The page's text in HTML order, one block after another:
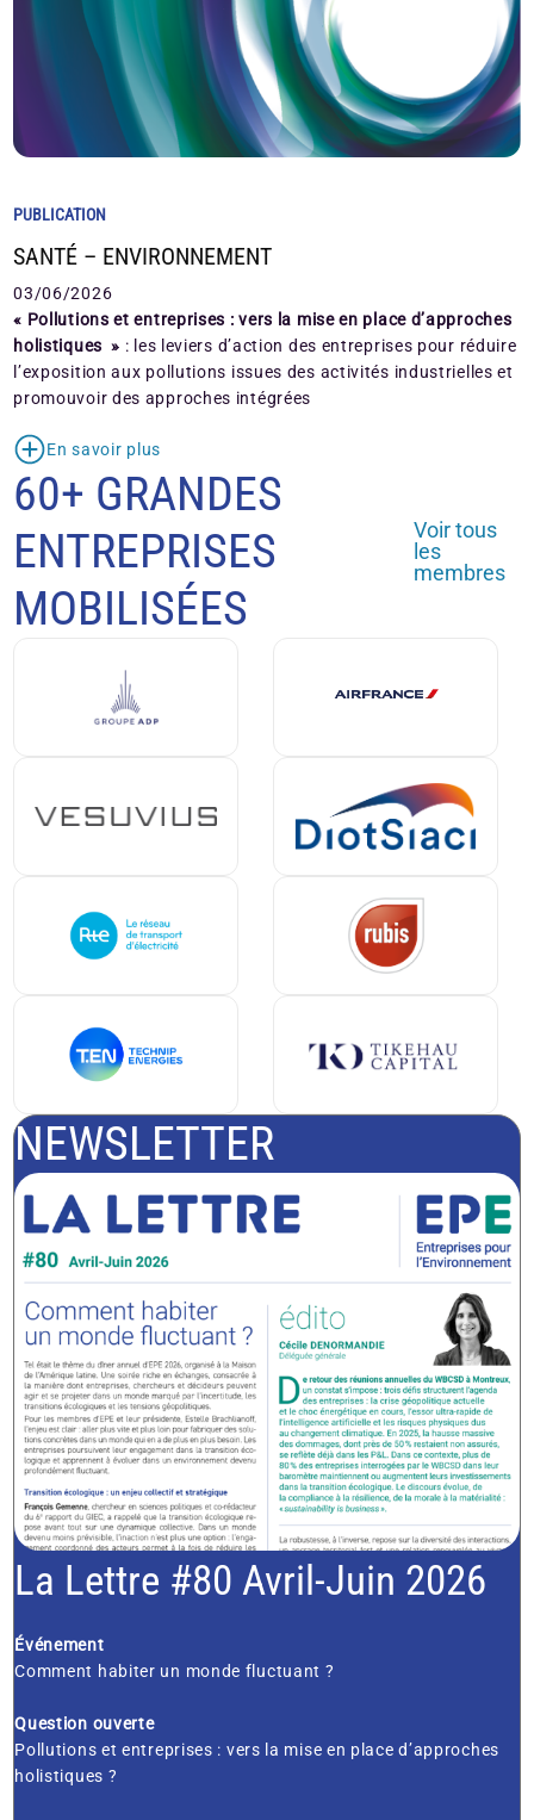
PUBLICATION
SANTÉ – ENVIRONNEMENT
03/06/2026
« Pollutions et entreprises : vers la mise en place d’approches
holistiques » : les leviers d’action des entreprises pour réduire
l’exposition aux pollutions issues des activités industrielles et
promouvoir des approches intégrées
En savoir plus
60+ GRANDES
ENTREPRISES
MOBILISÉES
Voir tous
les
membres
NEWSLETTER
La Lettre #80 Avril-Juin 2026
Événement
Comment habiter un monde fluctuant ?
Question ouverte
Pollutions et entreprises : vers la mise en place d’approches
holistiques ?